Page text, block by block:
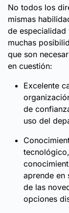
No todos los
mismas
de especialidad
muchas
que son
en cuestión:
Excelente
de
uso del
aprende en
de las
opciones